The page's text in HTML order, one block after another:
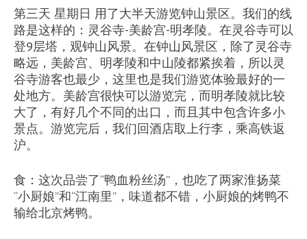
第三天 星期日 用了大半天游览钟山景区。我们的线
路是这样的：灵谷寺-美龄宫-明孝陵。在灵谷寺可以
登9层塔，观钟山风景。在钟山风景区，除了灵谷寺
略远，美龄宫、明孝陵和中山陵都紧挨着，所以灵
谷寺游客也最少，这里也是我们游览体验最好的一
处地方。美龄宫很快可以游览完，而明孝陵就比较
大了，有好几个不同的出口，而且其中包含许多小
景点。游览完后，我们回酒店取上行李，乘高铁返
沪。
食：这次品尝了“鸭血粉丝汤”，也吃了两家淮扬菜
“小厨娘”和“江南里”，味道都不错，小厨娘的烤鸭不
输给北京烤鸭。